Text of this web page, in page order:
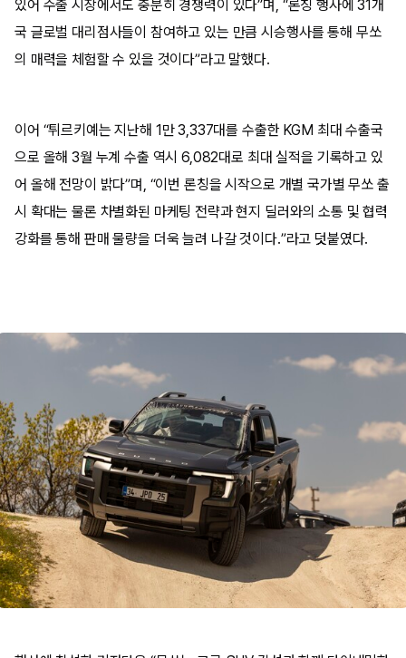
있어 수출 시장에서도 충분히 경쟁력이 있다”며, “론칭 행사에 31개
국 글로벌 대리점사들이 참여하고 있는 만큼 시승행사를 통해 무쏘
의 매력을 체험할 수 있을 것이다”라고 말했다.
이어 “튀르키예는 지난해 1만 3,337대를 수출한 KGM 최대 수출국
으로 올해 3월 누계 수출 역시 6,082대로 최대 실적을 기록하고 있
어 올해 전망이 밝다”며, “이번 론칭을 시작으로 개별 국가별 무쏘 출
시 확대는 물론 차별화된 마케팅 전략과 현지 딜러와의 소통 및 협력
강화를 통해 판매 물량을 더욱 늘려 나갈 것이다.”라고 덧붙였다.